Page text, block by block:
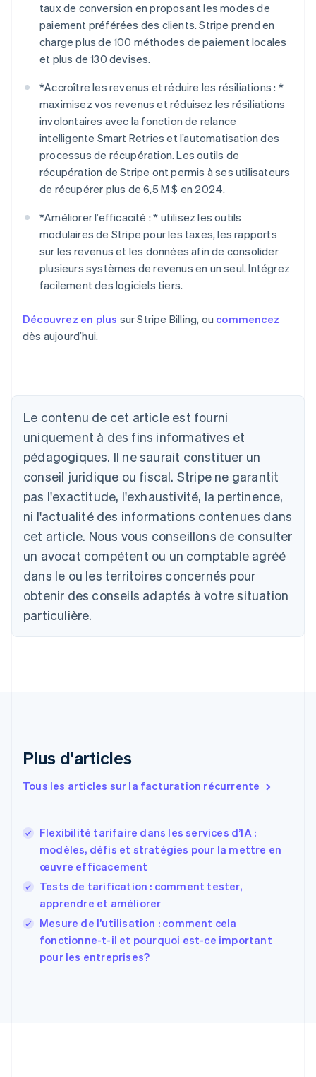
taux de conversion en proposant les modes de
paiement préférées des clients. Stripe prend en
charge plus de 100 méthodes de paiement locales
et plus de 130 devises.
*Accroître les revenus et réduire les résiliations : *
maximisez vos revenus et réduisez les résiliations
involontaires avec la fonction de relance
intelligente Smart Retries et l’automatisation des
processus de récupération. Les outils de
récupération de Stripe ont permis à ses utilisateurs
de récupérer plus de 6,5 M $ en 2024.
*Améliorer l’efficacité : * utilisez les outils
modulaires de Stripe pour les taxes, les rapports
sur les revenus et les données afin de consolider
plusieurs systèmes de revenus en un seul. Intégrez
facilement des logiciels tiers.
Découvrez en plus sur Stripe Billing, ou commencez
dès aujourd’hui.
Le contenu de cet article est fourni
uniquement à des fins informatives et
pédagogiques. Il ne saurait constituer un
conseil juridique ou fiscal. Stripe ne garantit
pas l'exactitude, l'exhaustivité, la pertinence,
ni l'actualité des informations contenues dans
cet article. Nous vous conseillons de consulter
un avocat compétent ou un comptable agréé
dans le ou les territoires concernés pour
obtenir des conseils adaptés à votre situation
particulière.
Plus d'articles
Tous les articles sur la facturation récurrente
Flexibilité tarifaire dans les services d’IA :
modèles, défis et stratégies pour la mettre en
œuvre efficacement
Tests de tarification : comment tester,
apprendre et améliorer
Mesure de l’utilisation : comment cela
fonctionne-t-il et pourquoi est-ce important
pour les entreprises?
Allemagne
DeutschEnglish
Australie
English
Autriche
Belgique
Nederlands FrançaisDeutschEnglish
Brésil
Português English
Bulgarie
English
EnglishFrançais
Chine continentale
English
Espagne
États-Unis
EnglishEspañol简体中文
Finlande
English Svenska
FrançaisEnglish
Gibraltar
English
Grèce